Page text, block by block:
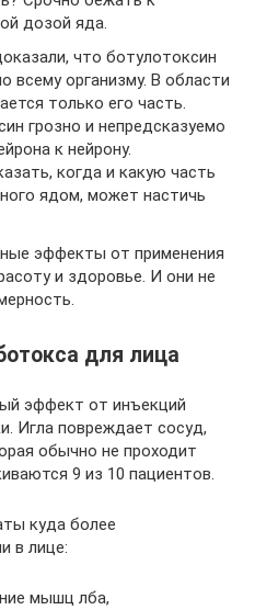
дозой яда.
что ботулотоксин
всему организму. В области
только его часть.
грозно и непредсказуемо
к нейрону.
когда и какую часть
ядом, может настичь
эффекты от применения
и здоровье. И они не
для лица
эффект от инъекций
Игла повреждает сосуд,
обычно не проходит
9 из 10 пациентов.
куда более
в лице:
мышц лба,